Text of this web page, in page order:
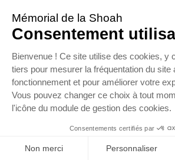
SUIVEZ-NOUS SUR LINKEDIN
© 2016
Mémorial de la Shoah
Newsletter
Presse
Contact